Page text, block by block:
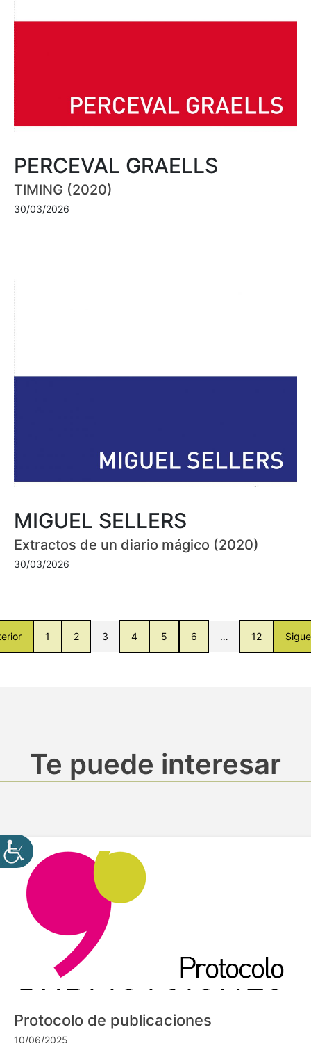
PERCEVAL GRAELLS
TIMING (2020)
30/03/2026
MIGUEL SELLERS
Extractos de un diario mágico (2020)
30/03/2026
1 2 3 4 5 6 … 12
Te puede interesar
Protocolo de publicaciones
10/06/2025